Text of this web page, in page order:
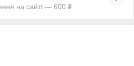
на сайті — 600 ₴